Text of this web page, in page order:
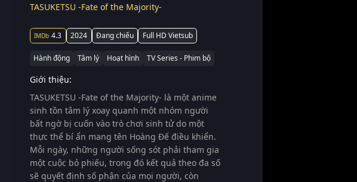
TASUKETSU -Fate of the Majority-
4.3 2024 Đang chiếu Full HD Vietsub
Hành động Tâm lý Hoạt hình TV Series - Phim bộ
Giới thiệu:
TASUKETSU -Fate of the Majority- là một anime
sinh tồn tâm lý xoay quanh một nhóm người
bất ngờ bị cuốn vào trò chơi sinh tử do một
thực thể bí ẩn mang tên Hoàng Đế điều khiển.
Mỗi ngày, những người sống sót phải tham gia
một cuộc bỏ phiếu, trong đó kết quả theo đa số
sẽ quyết định số phận của mọi người, còn